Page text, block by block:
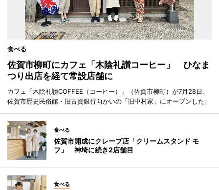
食べる
佐賀市柳町にカフェ「木陰礼讃コーヒー」 ひなま
つり出店を経て常設店舗に
カフェ「木陰礼讃COFFEE（コーヒー）」（佐賀市柳町）が7月28日、
佐賀市歴史民俗館・旧古賀銀行向かいの「旧中村家」にオープンした。
食べる
佐賀市開成にクレープ店「クリームスタンド モ
フ」 神埼に続き2店舗目
食べる